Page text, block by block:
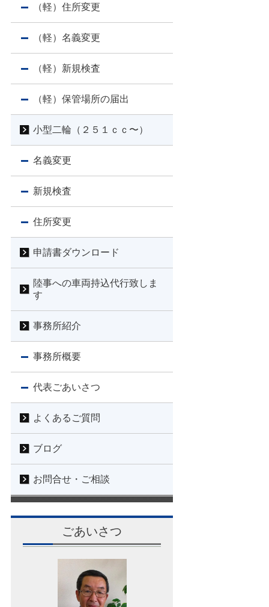
（軽）住所変更
（軽）名義変更
（軽）新規検査
（軽）保管場所の届出
小型二輪（２５１ｃｃ〜）
名義変更
新規検査
住所変更
申請書ダウンロード
陸事への車両持込代行致しま
す
事務所紹介
事務所概要
代表ごあいさつ
よくあるご質問
ブログ
お問合せ・ご相談
ごあいさつ